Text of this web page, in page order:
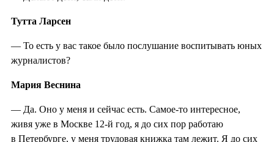
Тутта Ларсен
— То есть у вас такое было послушание воспитывать юных
журналистов?
Мария Веснина
— Да. Оно у меня и сейчас есть. Самое-то интересное,
живя уже в Москве 12-й год, я до сих пор работаю
в Петербурге, у меня трудовая книжка там лежит. Я до сих